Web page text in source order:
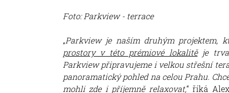
Foto: Parkview - terrace
„Parkview je naším druhým projektem,
prostory v této prémiové lokalitěje
Parkview připravujeme i velkou střešní
panoramatický pohled na celou Prahu.
mohli zde i příjemně relaxovat,“ říká